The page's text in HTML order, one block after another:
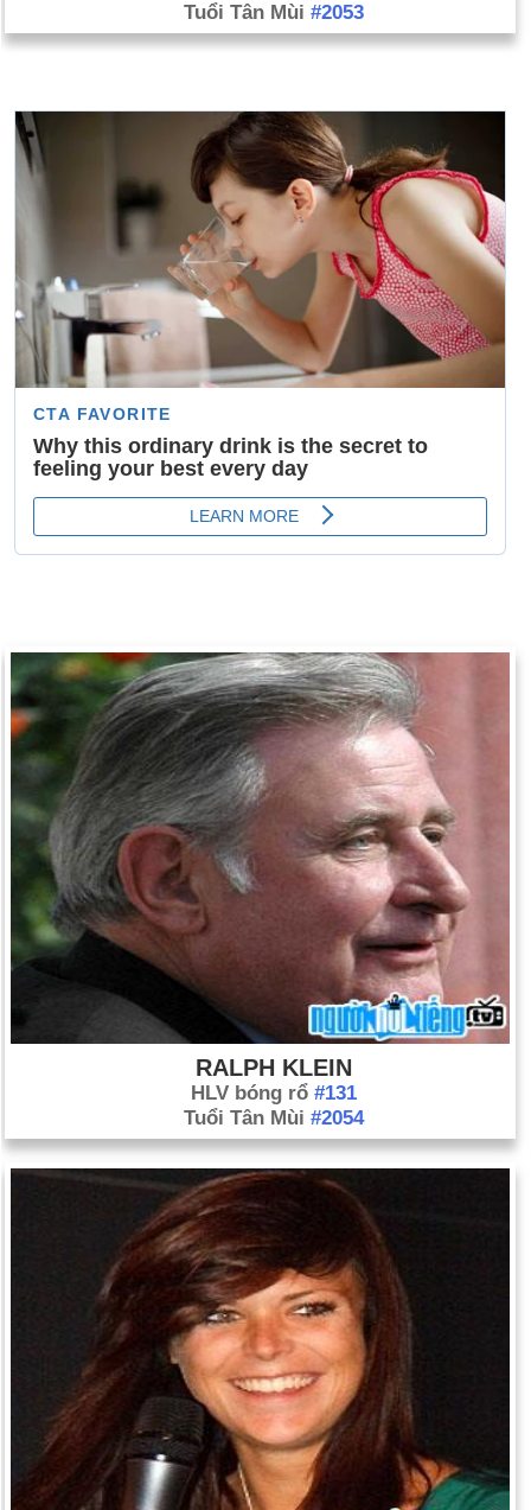
Tuổi Tân Mùi #2053
RALPH KLEIN
HLV bóng rổ #131
Tuổi Tân Mùi #2054